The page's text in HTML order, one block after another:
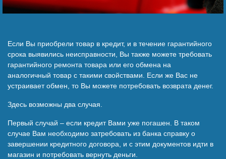
Если Вы приобрели товар в кредит, и в течение гарантийного
срока выявились неисправности, Вы также можете требовать
гарантийного ремонта товара или его обмена на
аналогичный товар с такими свойствами. Если же Вас не
устраивает обмен, то Вы можете потребовать возврата денег.
Здесь возможны два случая.
Первый случай – если кредит Вами уже погашен. В таком
случае Вам необходимо затребовать из банка справку о
завершении кредитного договора, и с этим документов идти в
магазин и потребовать вернуть деньги.